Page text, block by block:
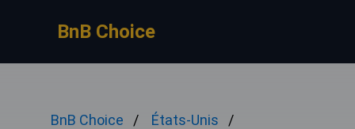
BnB Choice
BnB Choice
États-Unis